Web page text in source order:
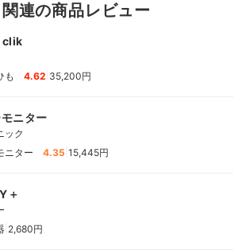
連の商品レビュー
clik
も
4.62 35,200円
ニター
ック
ニター
4.35 15,445円
＋
2,680円